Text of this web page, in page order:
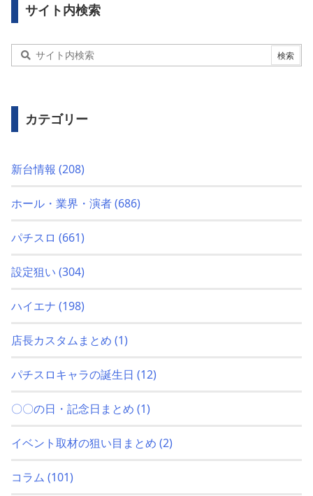
サイト内検索
カテゴリー
新台情報 (208)
ホール・業界・演者(686)
パチスロ (661)
設定狙い (304)
ハイエナ (198)
店長カスタムまとめ (1)
パチスロキャラの誕生日 (12)
〇〇の日・記念日まとめ (1)
イベント取材の狙い目まとめ (2)
コラム (101)